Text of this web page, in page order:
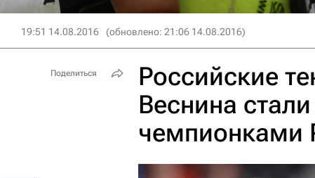
19:51 14.08.2016 (обновлено: 21:06 14.08.2016)
Российские
Веснина
чемпионками
Поделиться